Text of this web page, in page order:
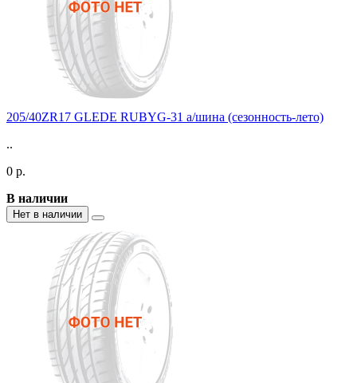
205/40ZR17 GLEDE RUBYG-31 а/шина (сезонность-лето)
..
0 р.
В наличии
Нет в наличии